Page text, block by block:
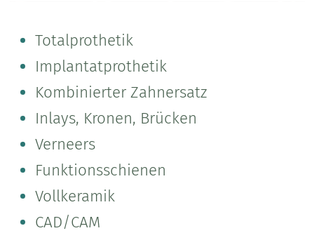
Totalprothetik
Implantatprothetik
Kombinierter Zahnersatz
Inlays, Kronen, Brücken
Verneers
Funktionsschienen
Vollkeramik
CAD/CAM